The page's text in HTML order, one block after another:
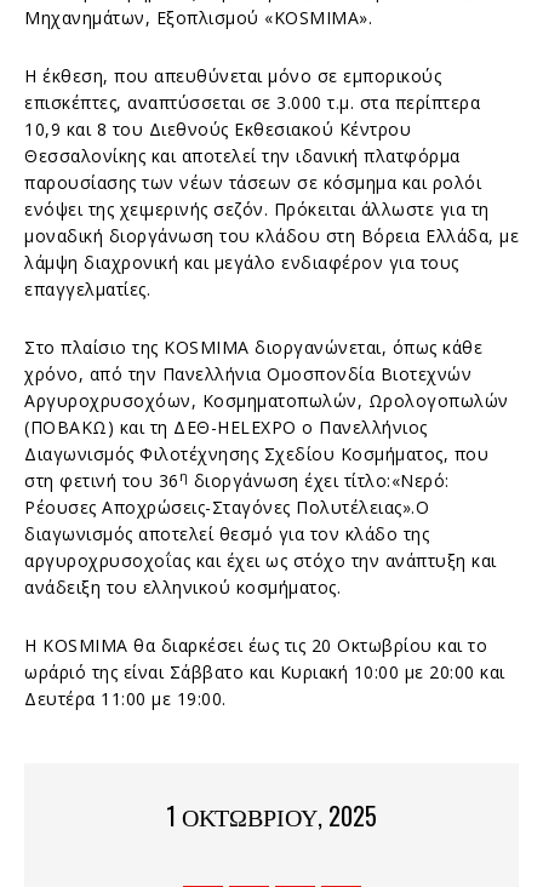
Μηχανημάτων, Εξοπλισμού «KOSMIMA».
Η έκθεση, που απευθύνεται μόνο σε εμπορικούς
επισκέπτες, αναπτύσσεται σε 3.000 τ.μ. στα περίπτερα
10,9 και 8 του Διεθνούς Εκθεσιακού Κέντρου
Θεσσαλονίκης και αποτελεί την ιδανική πλατφόρμα
παρουσίασης των νέων τάσεων σε κόσμημα και ρολόι
ενόψει της χειμερινής σεζόν. Πρόκειται άλλωστε για τη
μοναδική διοργάνωση του κλάδου στη Βόρεια Ελλάδα, με
λάμψη διαχρονική και μεγάλο ενδιαφέρον για τους
επαγγελματίες.
Στο πλαίσιο της KOSMIMA διοργανώνεται, όπως κάθε
χρόνο, από την Πανελλήνια Ομοσπονδία Βιοτεχνών
Αργυροχρυσοχόων, Κοσμηματοπωλών, Ωρολογοπωλών
(ΠΟΒΑΚΩ) και τη ΔΕΘ-HELEXPO ο Πανελλήνιος
Διαγωνισμός Φιλοτέχνησης Σχεδίου Κοσμήματος, που
στη φετινή του 36 η διοργάνωση έχει τίτλο:«Νερό:
Ρέουσες Αποχρώσεις-Σταγόνες Πολυτέλειας».Ο
διαγωνισμός αποτελεί θεσμό για τον κλάδο της
αργυροχρυσοχοΐας και έχει ως στόχο την ανάπτυξη και
ανάδειξη του ελληνικού κοσμήματος.
Η KOSMIMA θα διαρκέσει έως τις 20 Οκτωβρίου και το
ωράριό της είναι Σάββατο και Κυριακή 10:00 με 20:00 και
Δευτέρα 11:00 με 19:00.
1 ΟΚΤΩΒΡΊΟΥ, 2025